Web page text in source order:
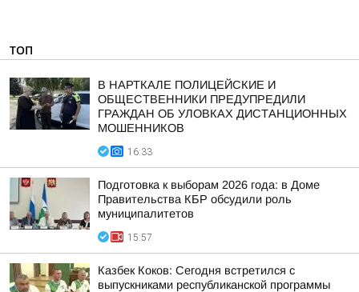
ТОП
В НАРТКАЛЕ ПОЛИЦЕЙСКИЕ И
ОБЩЕСТВЕННИКИ ПРЕДУПРЕДИЛИ
ГРАЖДАН ОБ УЛОВКАХ ДИСТАНЦИОННЫХ
МОШЕННИКОВ
16:33
Подготовка к выборам 2026 года: в Доме
Правительства КБР обсудили роль
муниципалитетов
15:57
Казбек Коков: Сегодня встретился с
выпускниками республиканской программы